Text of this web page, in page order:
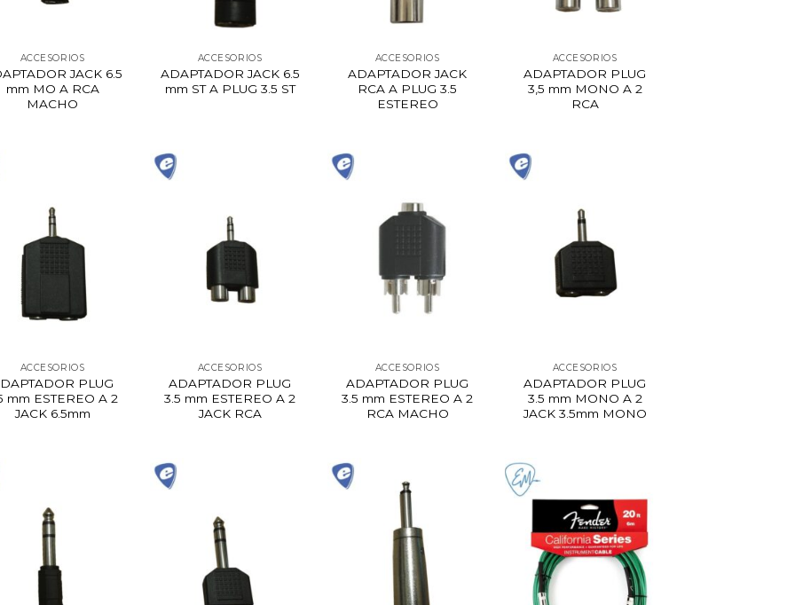
ACCESORIOS
JACK 6.5
mm MO A RCA
MACHO
ACCESORIOS
ADAPTADOR JACK 6.5
mm ST A PLUG 3.5 ST
ACCESORIOS
ADAPTADOR JACK
RCA A PLUG 3.5
ESTEREO
ACCESORIOS
ADAPTADOR PLUG
3,5 mm MONO A 2
RCA
ACCESORIOS
PLUG
mm ESTEREO A 2
JACK 6.5mm
ACCESORIOS
ADAPTADOR PLUG
3.5 mm ESTEREO A 2
JACK RCA
ACCESORIOS
ADAPTADOR PLUG
3.5 mm ESTEREO A 2
RCA MACHO
ACCESORIOS
ADAPTADOR PLUG
3.5 mm MONO A 2
JACK 3.5mm MONO